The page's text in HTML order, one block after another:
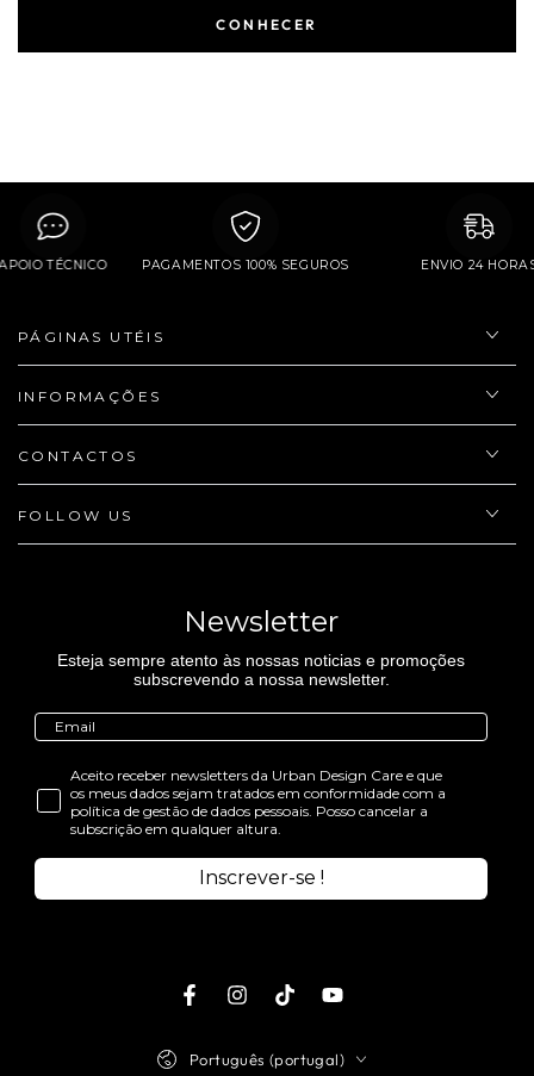
CONHECER
APOIO TÉCNICO PAGAMENTOS 100% SEGUROS ENVIO 24
PÁGINAS UTÉIS
INFORMAÇÕES
CONTACTOS
FOLLOW US
Newsletter
Esteja sempre atento às nossas noticias e promoções
subscrevendo a nossa newsletter.
Aceito receber newsletters da Urban Design Care e que
os meus dados sejam tratados em conformidade com a
política de gestão de dados pessoais. Posso cancelar a
subscrição em qualquer altura.
Inscrever-se !
FacebookInstagramTikTokYoutube
Português (portugal)